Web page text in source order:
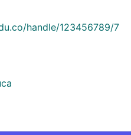
handle/123456789/7